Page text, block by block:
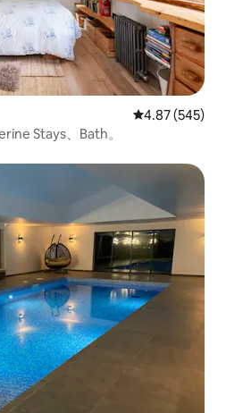
レビュー545
4.87 (545)
Stays、Bath。
。